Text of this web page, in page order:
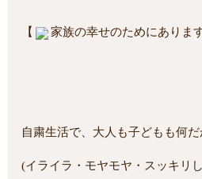
【 家族の幸せのためにありま
自粛生活で、大人も子どもも何
(イライラ・モヤモヤ・スッキリ